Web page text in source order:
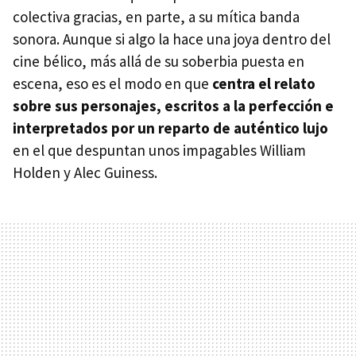
'Sin novedad en el frente' ('All Quiet on the Western
Front', 1930)
'Senderos de gloria' ('Paths of Glory', 1957)
'Lawrence de Arabia' ('Lawrence of Arabia', 1962)
'Johnny cogió su fusil' ('Johnny Got His Gun', 1971)
'Sin novedad en el frente' ('All Quiet on the Western
Front', 2022)
'El cazador' ('The Deer Hunter', 1978)
'Platoon' (1987)
'La chaqueta metálica' ('Full Metal Jacket', 1987)
'Apocalypse Now' (1979)
Películas sobre conflictos modernos
colectiva gracias, en parte, a su mítica banda
sonora. Aunque si algo la hace una joya dentro del
cine bélico, más allá de su soberbia puesta en
escena, eso es el modo en que centra el relato
sobre sus personajes, escritos a la perfección e
interpretados por un reparto de auténtico lujo
en el que despuntan unos impagables William
Holden y Alec Guiness.